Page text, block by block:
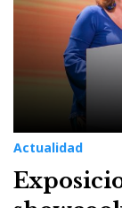
Actualidad